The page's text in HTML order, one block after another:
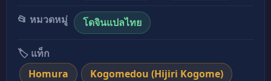
เรื่องที่เก็บไว้
📂 หมวดหมู่ โดจินแปลไทย
🏷️ แท็ก
Homura
Kogomedou (Hijiri Kogome)